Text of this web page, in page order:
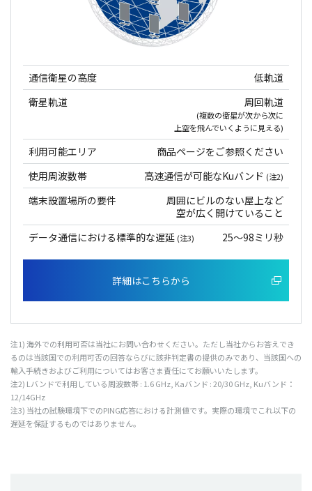
通信衛星の高度
低軌道
衛星軌道
周回軌道
(複数の衛星が次から次に
上空を飛んでいくように見える)
利用可能エリア
商品ページをご参照ください
使用周波数帯
高速通信が可能なKuバンド (注2)
端末設置場所の要件
周囲にビルのない屋上など
空が広く開けていること
データ通信における標準的な遅延 (注3) 25～98ミリ秒
詳細はこちらから
注1)海外での利用可否は当社にお問い合わせください。ただし当社からお答えでき
るのは当該国での利用可否の回答ならびに該非判定書の提供のみであり、 当該国への
輸入手続きおよびご利用についてはお客さま責任にてお願いいたします。
注2) Lバンドで利用 している周波数帯: 1.6 GHz, Kaバンド : 20/30 GHz, Kuバンド：
12/14GHz
注3) 当社の試験環境下でのPING応答における計測値です。 実際の環境でこれ以下の
遅延を保証するものではありません。